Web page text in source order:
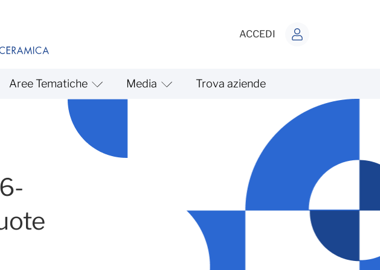
ACCEDI
Aree Tematiche Media Trova aziende
delle quote